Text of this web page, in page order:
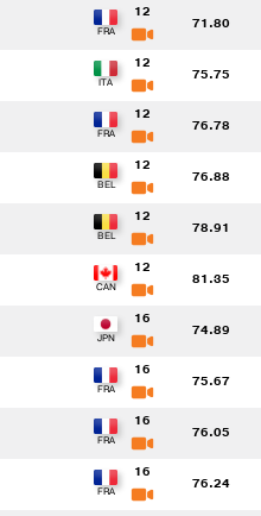
12
71.80
12
75.75
12
76.78
12
76.88
12
78.91
12
81.35
16
74.89
16
75.67
16
76.05
16
76.24